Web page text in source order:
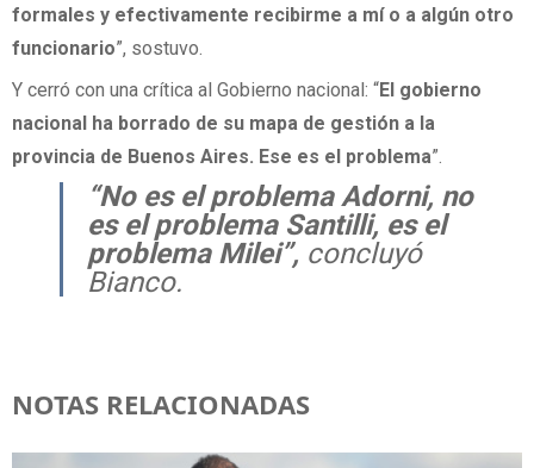
formales y efectivamente recibirme a mí o a algún otro
funcionario”, sostuvo.
Y cerró con una crítica al Gobierno nacional: “El gobierno
nacional ha borrado de su mapa de gestión a la
provincia de Buenos Aires. Ese es el problema”.
“No es el problema Adorni, no
es el problema Santilli, es el
problema Milei”, concluyó
Bianco.
NOTAS RELACIONADAS